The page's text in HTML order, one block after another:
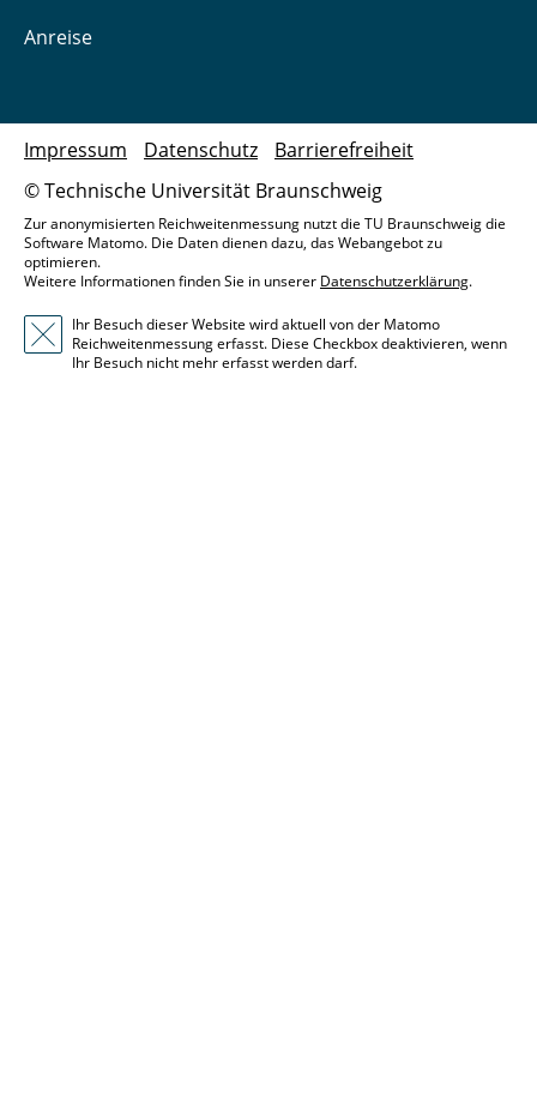
Anreise
© Technische Universität Braunschweig
Impressum Datenschutz Barrierefreiheit
Zur anonymisierten Reichweitenmessung nutzt die TU Braunschweig die
Software Matomo. Die Daten dienen dazu, das Webangebot zu
optimieren.
Weitere Informationen finden Sie in unserer Datenschutzerklärung.
Ihr Besuch dieser Website wird aktuell von der Matomo
Reichweitenmessung erfasst. Diese Checkbox deaktivieren, wenn
Ihr Besuch nicht mehr erfasst werden darf.